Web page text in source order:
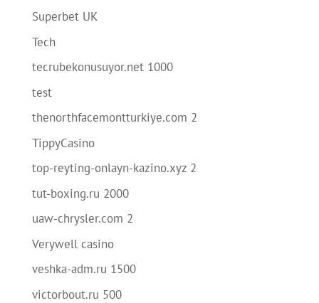
Superbet UK
Tech
tecrubekonusuyor.net 1000
test
thenorthfacemontturkiye.com 2
TippyCasino
top-reyting-onlayn-kazino.xyz 2
tut-boxing.ru 2000
uaw-chrysler.com 2
Verywell casino
veshka-adm.ru 1500
victorbout.ru 500